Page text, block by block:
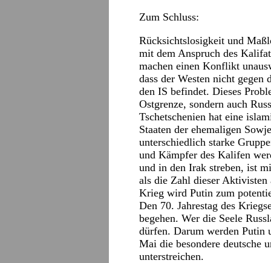
Zum Schluss:
Rücksichtslosigkeit und
mit dem Anspruch des
machen einen Konflikt
dass der Westen nicht
den IS befindet. Dieses
Ostgrenze, sondern auch
Tschetschenien hat eine
Staaten der ehemaligen
unterschiedlich starke
und Kämpfer des Kalifen
und in den Irak streben, ist
als die Zahl dieser Aktivisten
Krieg wird Putin zum
Den 70. Jahrestag des
begehen. Wer die Seele
dürfen. Darum werden Putin
Mai die besondere deutsche
unterstreichen.